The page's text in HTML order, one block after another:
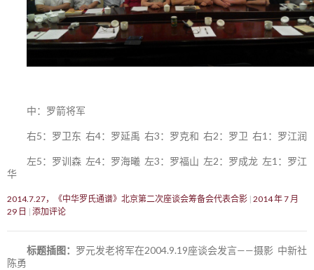
中：罗箭将军
右5：罗卫东 右4：罗延禹 右3：罗克和 右2：罗卫 右1：罗江润
左5：罗训森 左4：罗海曦 左3：罗福山 左2：罗成龙 左1：罗江
华
2014.7.27，《中华罗氏通谱》北京第二次座谈会筹备会代表合影 2014 年 7 月
29 日
添加评论
标题插图： 罗元发老将军在2004.9.19座谈会发言——摄影 中新社
陈勇